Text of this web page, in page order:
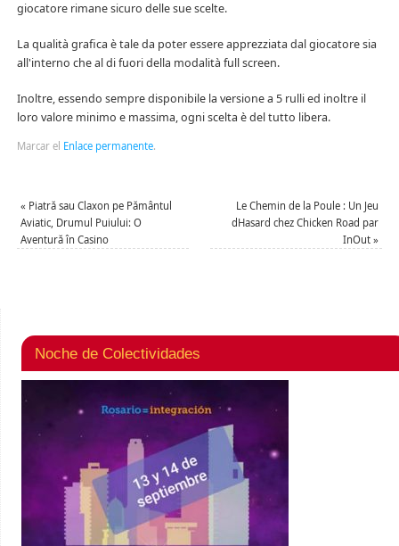
giocatore rimane sicuro delle sue scelte.
La qualità grafica è tale da poter essere apprezziata dal giocatore sia
all'interno che al di fuori della modalità full screen.
Inoltre, essendo sempre disponibile la versione a 5 rulli ed inoltre il
loro valore minimo e massima, ogni scelta è del tutto libera.
Marcar el Enlace permanente.
« Piatră sau Claxon pe Pământul
Aviatic, Drumul Puiului: O
Aventură în Casino
Le Chemin de la Poule : Un Jeu
dHasard chez Chicken Road par
InOut»
Noche de Colectividades